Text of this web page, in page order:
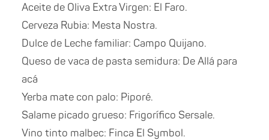
Aceite de Oliva Extra Virgen: El Faro.
Cerveza Rubia: Mesta Nostra.
Dulce de Leche familiar: Campo Quijano.
Queso de vaca de pasta semidura: De Allá para
acá
Yerba mate con palo: Piporé.
Salame picado grueso: Frigorífico Sersale.
Vino tinto malbec: Finca El Symbol.